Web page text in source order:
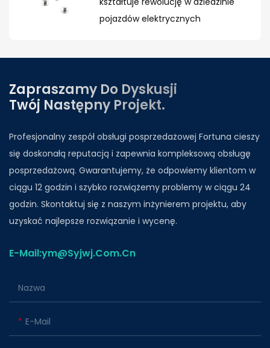
pojazdów elektrycznych
Zapraszamy Do Dyskusji
Twój Następny Projekt.
Profesjonalny zespół obsługi posprzedażowej Fortuna cieszy
się doskonałą reputacją i zapewnia kompleksową obsługę
posprzedażową. Gwarantujemy, że odpowiemy klientom w
ciągu 12 godzin i szybko rozwiążemy problemy w ciągu 24
godzin. Skontaktuj się z naszym inżynierem projektu, aby
uzyskać najlepsze rozwiązanie i wycenę.
E-Mail:ym@Syjwj.Com.Cn
Nazwa
E-Mail